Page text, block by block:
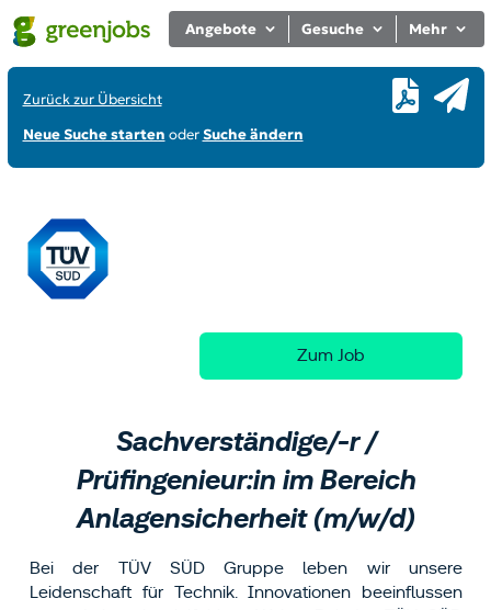
Angebote Gesuche Mehr
Zurück zur Übersicht
Neue Suche starten oderSuche ändern